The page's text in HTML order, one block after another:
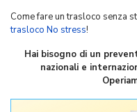
Come fare un trasloco senza
trasloco No stress!
Hai bisogno di un
nazionali e